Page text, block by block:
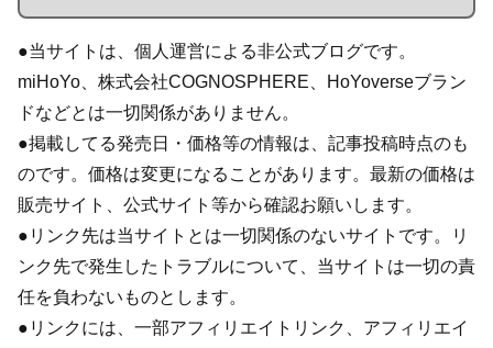
●当サイトは、個人運営による非公式ブログです。
miHoYo、株式会社COGNOSPHERE、HoYoverseブラン
ドなどとは一切関係がありません。
●掲載してる発売日・価格等の情報は、記事投稿時点のも
のです。価格は変更になることがあります。最新の価格は
販売サイト、公式サイト等から確認お願いします。
●リンク先は当サイトとは一切関係のないサイトです。リ
ンク先で発生したトラブルについて、当サイトは一切の責
任を負わないものとします。
●リンクには、一部アフィリエイトリンク、アフィリエイ